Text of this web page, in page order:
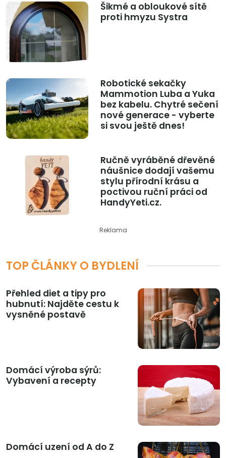
Šikmé a obloukové sítě
proti hmyzu Systra
Robotické sekačky
Mammotion Luba a Yuka
bez kabelu. Chytré sečení
nové generace - vyberte
si svou ještě dnes!
Ručně vyráběné dřevěné
náušnice dodají vašemu
stylu přírodní krásu a
poctivou ruční práci od
HandyYeti.cz.
Reklama
TOP ČLÁNKY O BYDLENÍ
Přehled diet a tipy pro
hubnutí: Najděte cestu k
vysněné postavě
Domácí výroba sýrů:
Vybavení a recepty
Domácí uzení od A do Z